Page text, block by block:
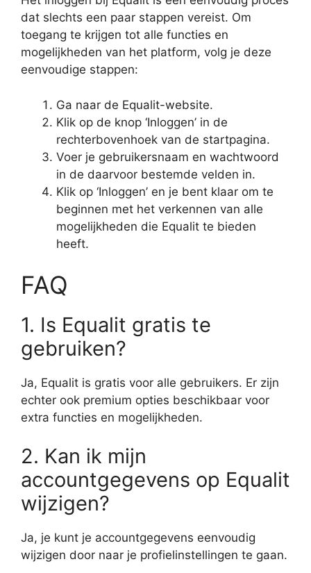
dat slechts een paar stappen vereist. Om
toegang te krijgen tot alle functies en
mogelijkheden van het platform, volg je deze
eenvoudige stappen:
Ga naar de Equalit-website.
Klik op de knop ‘Inloggen’ in de
rechterbovenhoek van de startpagina.
Voer je gebruikersnaam en wachtwoord
in de daarvoor bestemde velden in.
Klik op ‘Inloggen’ en je bent klaar om te
beginnen met het verkennen van alle
mogelijkheden die Equalit te bieden
heeft.
FAQ
1. Is Equalit gratis te
gebruiken?
Ja, Equalit is gratis voor alle gebruikers. Er zijn
echter ook premium opties beschikbaar voor
extra functies en mogelijkheden.
2. Kan ik mijn
accountgegevens op Equalit
wijzigen?
Ja, je kunt je accountgegevens eenvoudig
wijzigen door naar je profielinstellingen te gaan.